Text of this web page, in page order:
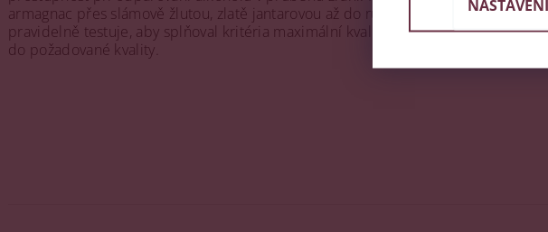
armagnac přes slámově žlutou, zlatě jantarovou až do rubínové barvy.
pravidelně testuje, aby splňoval kritéria maximální kvality. Před lahvováním do
do požadované kvality.
NASTAVENÍ